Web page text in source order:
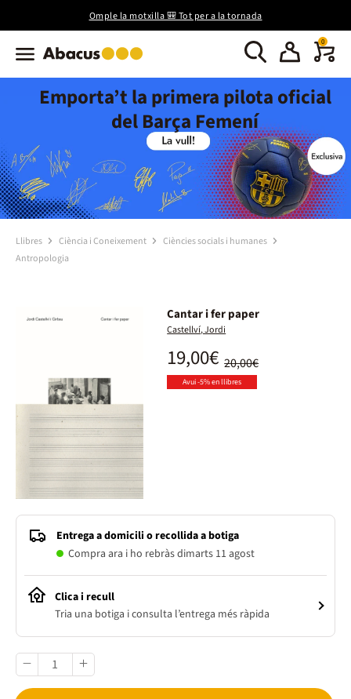
Omple la motxilla 🎒 Tot per a la tornada
0
Emporta’t la primera pilota oficial
del Barça Femení
Llibres Ciència i Coneixement
Ciències socials i humanes
Antropologia
Cantar i fer paper
Castellví, Jordi
20,00€
19,00€
Avui -5% en llibres
Entrega a domicili o recollida a botiga
Compra ara i ho rebràs dimarts 11 agost
Clica i recull
Tria una botiga i consulta l’entrega més ràpida